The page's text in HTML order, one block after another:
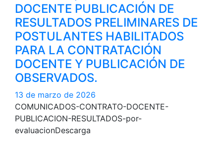
DOCENTE PUBLICACIÓN DE
RESULTADOS PRELIMINARES DE
POSTULANTES HABILITADOS
PARA LA CONTRATACIÓN
DOCENTE Y PUBLICACIÓN DE
OBSERVADOS.
13 de marzo de 2026
COMUNICADOS-CONTRATO-DOCENTE-
PUBLICACION-RESULTADOS-por-
evaluacionDescarga